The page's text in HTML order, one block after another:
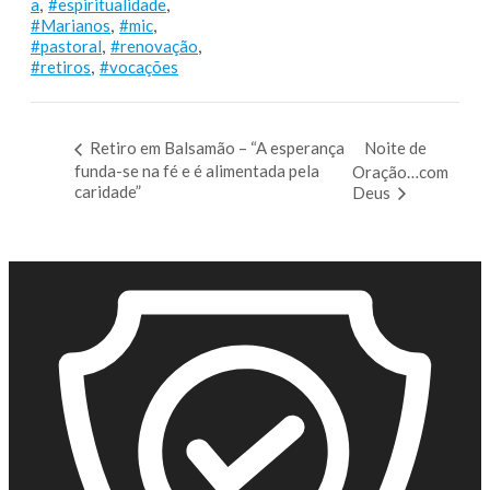
a, #espiritualidade,
#Marianos, #mic,
#pastoral, #renovação,
#retiros, #vocações
Retiro em Balsamão – “A esperança
funda-se na fé e é alimentada pela
caridade”
Noite de
Oração…com
Deus